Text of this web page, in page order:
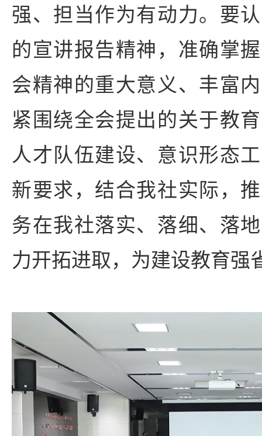
强、担当作为有动力。要
的宣讲报告精神，准确掌
会精神的重大意义、丰富
紧围绕全会提出的关于教
人才队伍建设、意识形态
新要求，结合我社实际，
务在我社落实、落细、落
力开拓进取，为建设教育强